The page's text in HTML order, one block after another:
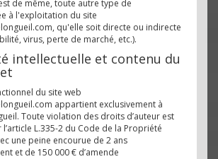
de même, toute autre type de
à l'exploitation du site
qu'elle soit directe ou indirecte
virus, perte de marché, etc.).
intellectuelle et contenu du
du site web
appartient exclusivement à
Toute violation des droits d’auteur est
L.335-2 du Code de la Propriété
une peine encourue de 2 ans
et de 150 000 € d’amende